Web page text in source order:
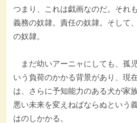
つまり、これは戯画なのだ。それ
義務の奴隷。責任の奴隷。そして
の奴隷。
まだ幼いアーニャにしても、孤
いう負荷のかかる背景があり、現
は、さらに予知能力のある犬が家
悪い未来を変えねばならぬという
はのしかかる。